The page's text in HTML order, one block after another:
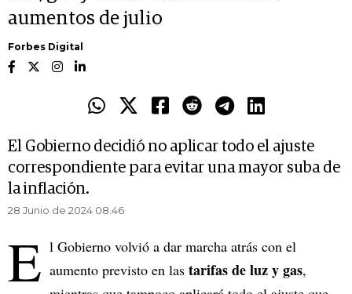
aumentos de julio
Forbes Digital
El Gobierno decidió no aplicar todo el ajuste
correspondiente para evitar una mayor suba de
la inflación.
28 Junio de 2024 08.46
E l Gobierno volvió a dar marcha atrás con el
aumento previsto en las tarifas de luz y gas,